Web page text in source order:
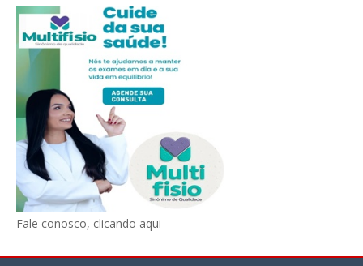
Fale conosco, clicando aqui